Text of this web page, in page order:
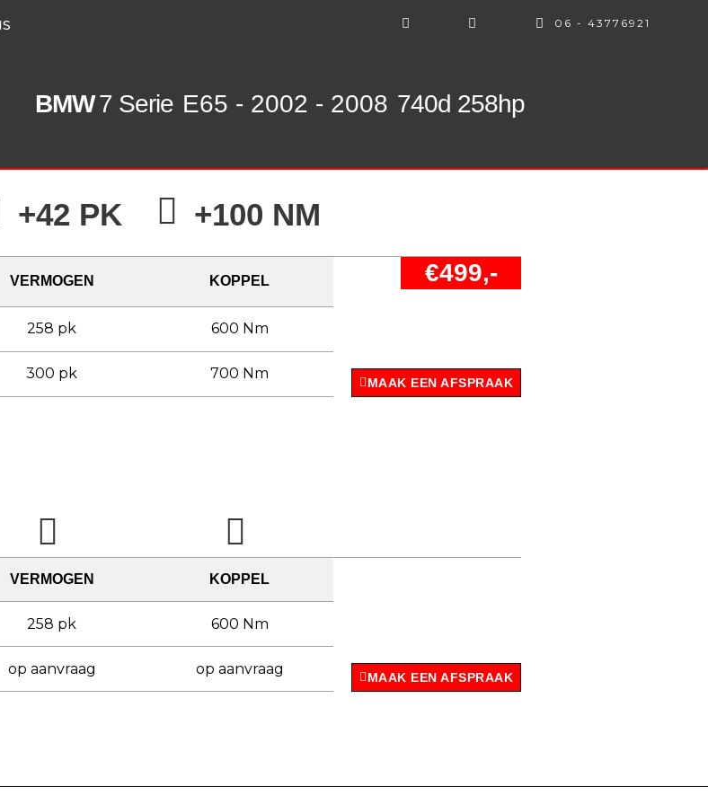
06 - 43776921
BMW7 Serie E65 - 2002 - 2008 740d 258hp
+42 PK +100 NM
VERMOGEN KOPPEL €499,-
258 pk 600 Nm
300 pk 700 Nm
MAAK EEN AFSPRAAK
VERMOGEN KOPPEL
258 pk 600 Nm
op aanvraag op aanvraag
MAAK EEN AFSPRAAK